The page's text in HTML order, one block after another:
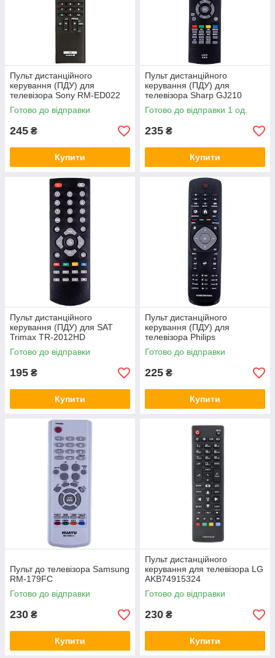
Пульт дистанційного
керування (ПДУ) для
телевізора Sony RM-ED022
Готово до відправки
245 ₴
Купити
Пульт дистанційного
керування (ПДУ) для
телевізора Sharp GJ210
Готово до відправки 1 од.
235 ₴
Купити
Пульт дистанційного
керування (ПДУ) для SAT
Trimax TR-2012HD
Готово до відправки
195 ₴
Купити
Пульт дистанційного
керування (ПДУ) для
телевізора Philips
RC996590009443
Готово до відправки
225 ₴
Купити
Пульт до телевізора Samsung
RM-179FC
Готово до відправки
230 ₴
Купити
Пульт дистанційного
керування для телевізора LG
AKB74915324
Готово до відправки
230 ₴
Купити